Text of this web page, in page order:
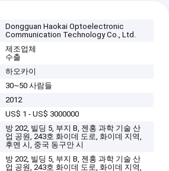
Dongguan Haokai Optoelectronic
Communication Technology Co., Ltd.
제조업체
수출
하오카이
30~50 사람들
2012
US$ 1 - US$ 3000000
방 202, 빌딩 5, 부지 B, 젠홍 과학 기술 산
업 공원, 243호 화이데 도로, 화이데 지역,
후멘 시, 중국 동구안 시
방 202, 빌딩 5, 부지 B, 젠홍 과학 기술 산
업 공원, 243호 화이데 도로, 화이데 지역,